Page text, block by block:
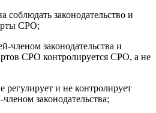
соблюдать законодательство и
СРО;
членом законодательства и
СРО контролируется СРО, а не
регулирует и не контролирует
законодательства;